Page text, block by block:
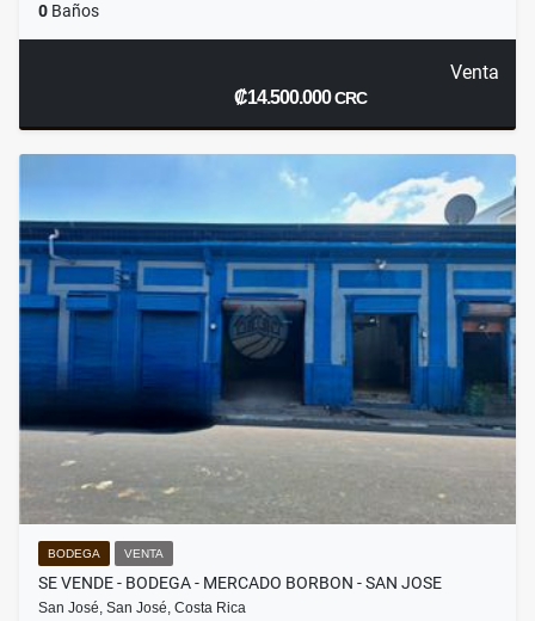
0 Baños
Venta
₡14.500.000CRC
BODEGA VENTA
SE VENDE - BODEGA - MERCADO BORBON - SAN JOSE
San José, San José, Costa Rica